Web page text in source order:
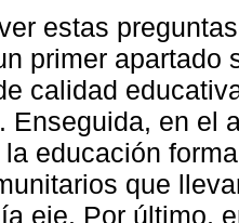
estas
primer apartado
calidad
Enseguida, en el
educación
que
eje. Por último,